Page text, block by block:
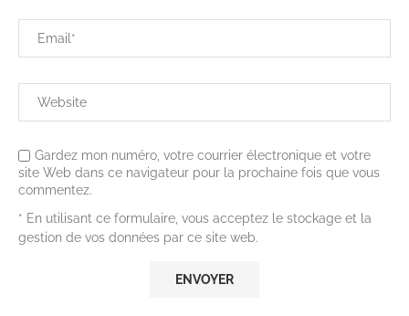
Gardez mon numéro, votre courrier électronique et votre
site Web dans ce navigateur pour la prochaine fois que vous
commentez.
* En utilisant ce formulaire, vous acceptez le stockage et la
gestion de vos données par ce site web.